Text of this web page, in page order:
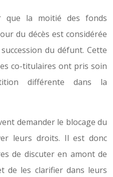
la moitié des fonds
du décès est considérée
du défunt. Cette
co-titulaires ont pris soin
différente dans la
demander le blocage du
leurs droits. Il est donc
de discuter en amont de
de les clarifier dans leurs